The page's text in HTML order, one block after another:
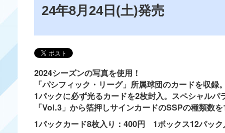
24年8月24日(土)発売
2024シーズンの写真を使用！
「パシフィック・リーグ」所属球団のカードを収録
1パックに必ず光るカードを2枚封入。スペシャル
「Vol.3」から箔押しサインカードのSSPの種類数
1パックカード8枚入り：400円 1ボックス12パッ